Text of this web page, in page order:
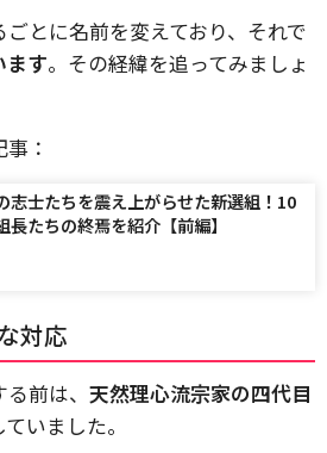
とに名前を変えており、それで
ます。その経緯を追ってみましょ
：
志士たちを震え上がらせた新選組！10
長たちの終焉を紹介【前編】
対応
前は、 天然理心流宗家の四代目
いました。